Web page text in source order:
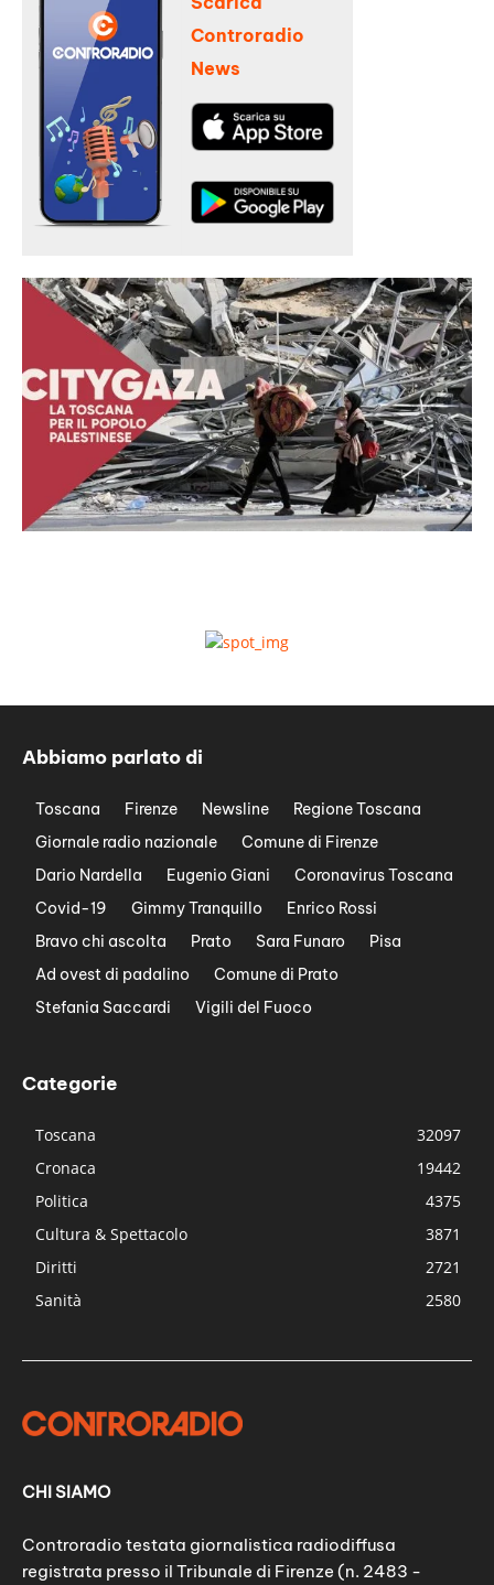
Controradio
News
Abbiamo parlato di
Toscana Firenze Newsline
Regione Toscana
Giornale radio nazionale
Comune di Firenze
Dario Nardella
Eugenio Giani
Coronavirus Toscana
Covid-19
Gimmy Tranquillo
Enrico Rossi
Bravo chi ascolta
Prato Sara Funaro
Pisa
Ad ovest di padalino
Comune di Prato
Stefania Saccardi
Vigili del Fuoco
Categorie
Toscana
32097
Cronaca
19442
Politica
4375
Cultura & Spettacolo
3871
Diritti
2721
Sanità
2580
CHI SIAMO
Controradio testata giornalistica radiodiffusa
registrata presso il Tribunale di Firenze (n. 2483 -